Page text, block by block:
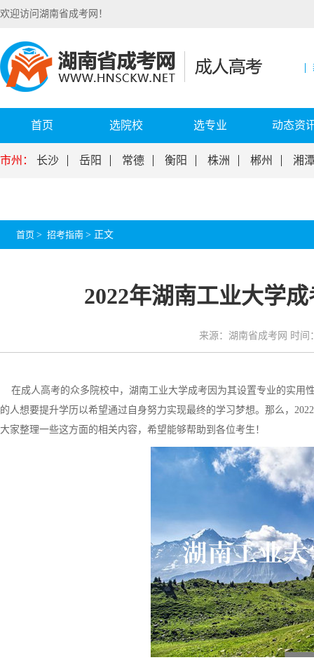
欢迎访问湖南省成考网！
首页 选院校 选专业 动态资
市州： 长沙 岳阳 常德 衡阳 株洲 郴州 湘
首页 > 招考指南 > 正文
2022年湖南工业大学
来源：湖南省成考网 时间
在成人高考的众多院校中，湖南工业大学成考因为其设置专业的实用
的人想要提升学历以希望通过自身努力实现最终的学习梦想。那么，
大家整理一些这方面的相关内容，希望能够帮助到各位考生！